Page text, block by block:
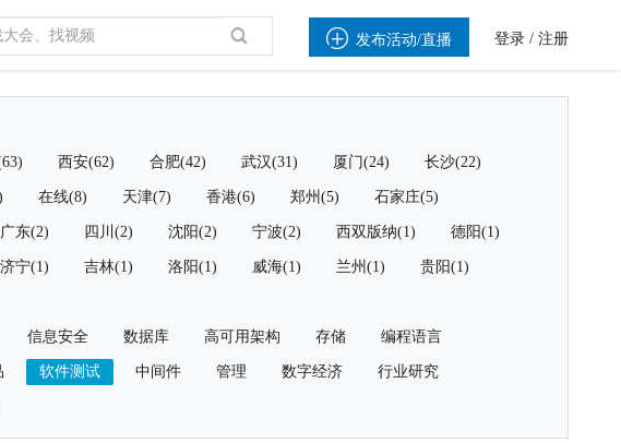
 发布活动/直播 登录 / 注册
西安(62) 合肥(42) 武汉(31) 厦门(24) 长沙(22)
在线(8) 天津(7) 香港(6) 郑州(5) 石家庄(5)
广东(2) 四川(2) 沈阳(2) 宁波(2) 西双版纳(1) 德阳(1)
济宁(1) 吉林(1) 洛阳(1) 威海(1) 兰州(1) 贵阳(1)
信息安全 数据库 高可用架构 存储 编程语言
软件测试 中间件 管理 数字经济 行业研究